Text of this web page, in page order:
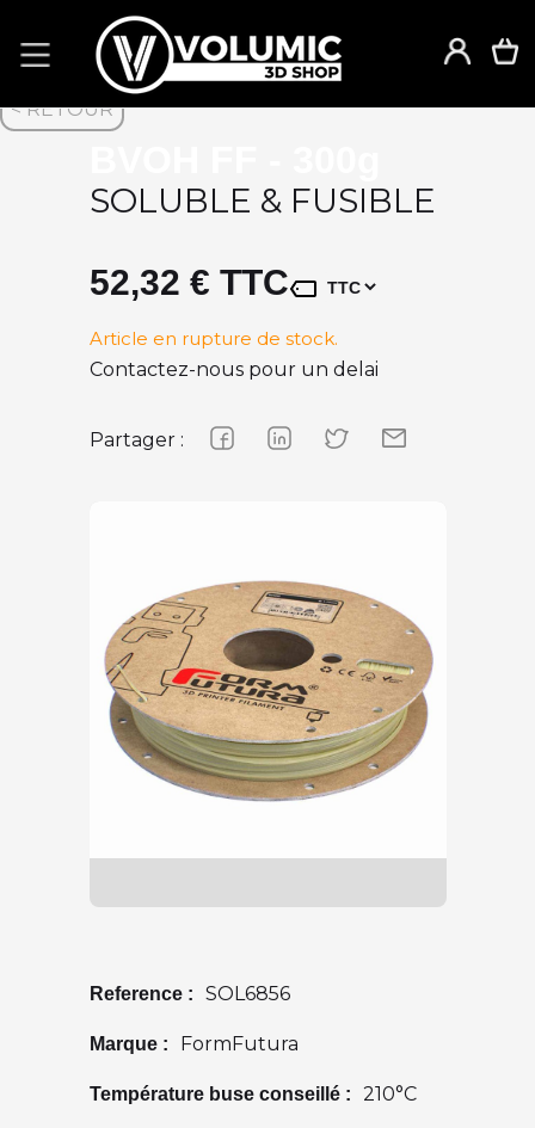
< RETOUR
SOLUBLE & FUSIBLE
52,32 € TTC
Article en rupture de stock.
Contactez-nous pour un delai
Reference : SOL6856
Marque : FormFutura
Température buse conseillé : 210°C
Partager :